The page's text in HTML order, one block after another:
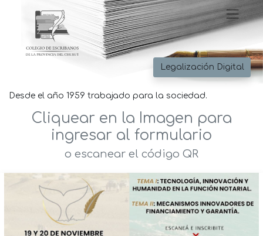
Legalización Digital
Desde el año 1959 trabajado para la sociedad.
Cliquear en la Imagen para
ingresar al formulario
o escanear el código QR